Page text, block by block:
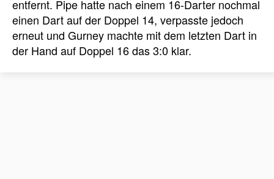
entfernt. Pipe hatte nach einem 16-Darter nochmal
einen Dart auf der Doppel 14, verpasste jedoch
erneut und Gurney machte mit dem letzten Dart in
der Hand auf Doppel 16 das 3:0 klar.